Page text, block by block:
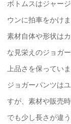
ボトムスはジャー
ウンに拍車をかけま
素材自体や形状は
な見栄えのジョガ
上品さを保っていま
ジョガーパンツは
すが、素材や販売
でも少し長さが違う